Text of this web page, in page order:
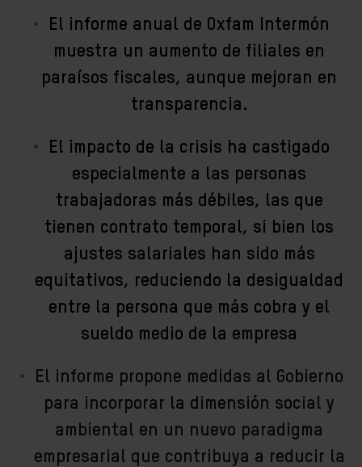
El informe anual de Oxfam Intermón
muestra un aumento de filiales en
paraísos fiscales, aunque mejoran en
transparencia.
El impacto de la crisis ha castigado
especialmente a las personas
trabajadoras más débiles, las que
tienen contrato temporal, si bien los
ajustes salariales han sido más
equitativos, reduciendo la desigualdad
entre la persona que más cobra y el
sueldo medio de la empresa
El informe propone medidas al Gobierno
para incorporar la dimensión social y
ambiental en un nuevo paradigma
empresarial que contribuya a reducir la